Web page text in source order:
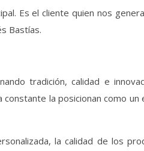
Es el cliente quien nos
Bastías.
tradición, calidad e
la posicionan como
la calidad de los